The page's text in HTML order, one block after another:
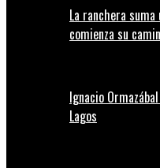
La ranchera suma
comienza su
Ignacio
Lagos